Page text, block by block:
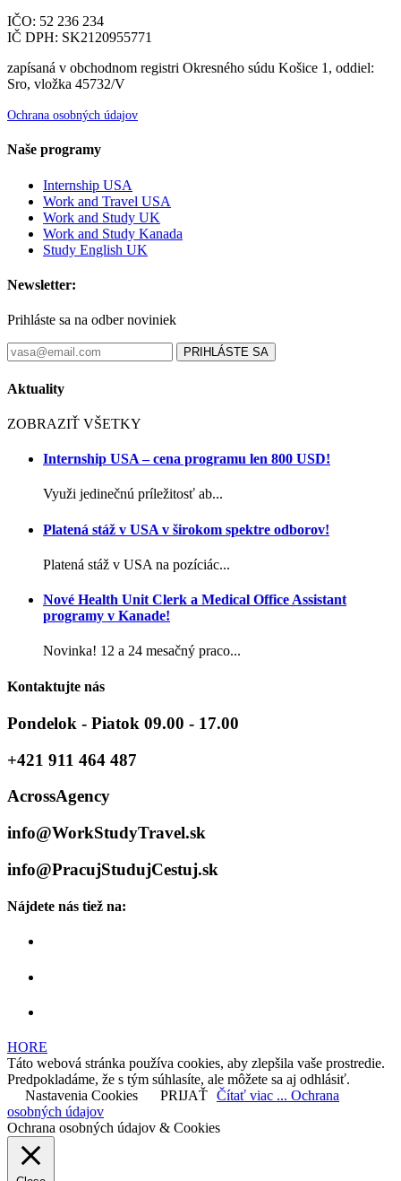
IČO: 52 236 234
IČ DPH: SK2120955771
zapísaná v obchodnom registri Okresného súdu Košice 1, oddiel:
Sro, vložka 45732/V
Ochrana osobných údajov
Naše programy
Internship USA
Work and Travel USA
Work and Study UK
Work and Study Kanada
Study English UK
Newsletter:
Prihláste sa na odber noviniek
PRIHLÁSTE SA
Aktuality
ZOBRAZIŤ VŠETKY
Internship USA – cena programu len 800 USD!
Využi jedinečnú príležitosť ab...
Platená stáž v USA v širokom spektre odborov!
Platená stáž v USA na pozíciác...
Nové Health Unit Clerk a Medical Office Assistant
programy v Kanade!
Novinka! 12 a 24 mesačný praco...
Kontaktujte nás
Pondelok - Piatok 09.00 - 17.00
+421 911 464 487
AcrossAgency
info@WorkStudyTravel.sk
info@PracujStudujCestuj.sk
Nájdete nás tiež na:
HORE
Táto webová stránka používa cookies, aby zlepšila vaše prostredie.
Predpokladáme, že s tým súhlasíte, ale môžete sa aj odhlásiť.
Nastavenia Cookies
PRIJAŤ Čítať viac ... Ochrana
osobných údajov
Ochrana osobných údajov & Cookies